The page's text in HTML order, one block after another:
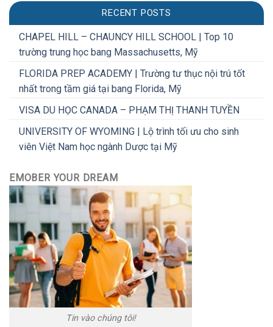
RECENT POSTS
CHAPEL HILL – CHAUNCY HILL SCHOOL | Top 10
trường trung học bang Massachusetts, Mỹ
FLORIDA PREP ACADEMY | Trường tư thục nội trú tốt
nhất trong tầm giá tại bang Florida, Mỹ
VISA DU HỌC CANADA – PHẠM THỊ THANH TUYỀN
UNIVERSITY OF WYOMING | Lộ trình tối ưu cho sinh
viên Việt Nam học ngành Dược tại Mỹ
EMOBER YOUR DREAM
Tin vào chúng tôi!